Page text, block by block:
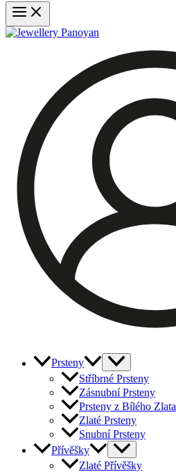
Prsteny
Stříbrné Prsteny
Zásnubní Prsteny
Prsteny z Bílého Zlata
Zlaté Prsteny
Snubní Prsteny
Přívěšky
Zlaté Přívěšky